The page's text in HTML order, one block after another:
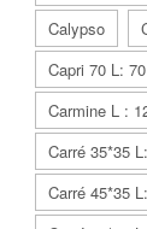
Calypso
Capri 70 L:
Carmine L :
Carré 35*35
Carré 45*35